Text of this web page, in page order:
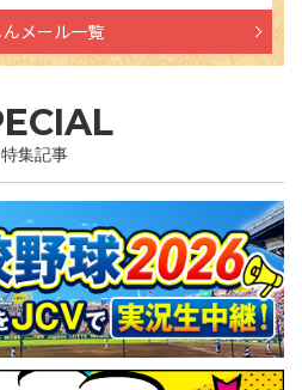
んメール一覧
特集記事